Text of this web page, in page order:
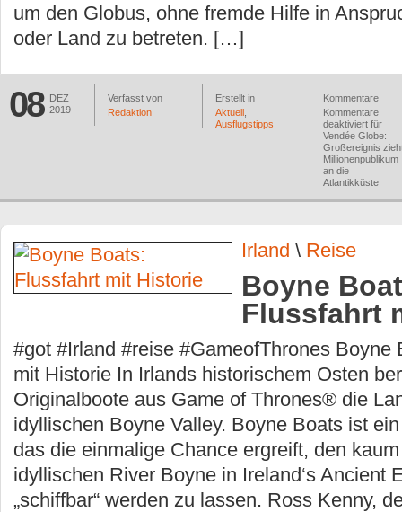
um den Globus, ohne fremde Hilfe in
oder Land zu betreten. […]
08
DEZ
2019
Verfasst von
Redaktion
Erstellt in
Aktuell
Ausflugstipps
Kommentare
Kommentare
deaktiviert für
Vendée Globe:
Großereignis
Millionenpublikum
an die
Atlantikküste
Irland \ Reise
Boyne
Flussfahrt
#got #Irland #reise #GameofThrones Boyne
mit Historie In Irlands historischem Osten
Originalboote aus Game of Thrones® die
idyllischen Boyne Valley. Boyne Boats ist
das die einmalige Chance ergreift, den
idyllischen River Boyne in Ireland‘s Ancient
„schiffbar“ werden zu lassen. Ross Kenny,